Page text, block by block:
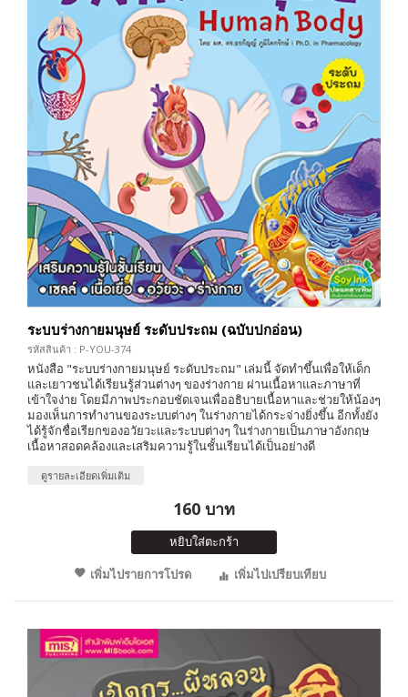
ระบบร่างกายมนุษย์ ระดับประถม (ฉบับปกอ่อน)
รหัสสินค้า : P-YOU-374
หนังสือ "ระบบร่างกายมนุษย์ ระดับประถม" เล่มนี้ จัดทำขึ้นเพื่อให้เด็ก
และเยาวชนได้เรียนรู้ส่วนต่างๆ ของร่างกาย ผ่านเนื้อหาและภาษาที่
เข้าใจง่าย โดยมีภาพประกอบชัดเจนเพื่ออธิบายเนื้อหาและช่วยให้น้องๆ
มองเห็นการทำงานของระบบต่างๆ ในร่างกายได้กระจ่างยิ่งขึ้น อีกทั้งยัง
ได้รู้จักชื่อเรียกของอวัยวะและระบบต่างๆ ในร่างกายเป็นภาษาอังกฤษ
เนื้อหาสอดคล้องและเสริมความรู้ในชั้นเรียนได้เป็นอย่างดี
ดูรายละเอียดเพิ่มเติม
160 บาท
หยิบใส่ตะกร้า
เพิ่มไปรายการโปรด
เพิ่มไปเปรียบเทียบ